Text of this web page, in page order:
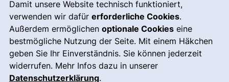
Damit unsere Website technisch funktioniert,
verwenden wir dafür erforderliche Cookies.
Außerdem ermöglichen optionale Cookies eine
bestmögliche Nutzung der Seite. Mit einem Häkchen
geben Sie Ihr Einverständnis. Sie können jederzeit
widerrufen. Mehr Infos dazu in unserer
Datenschutzerklärung.
Leichte Sprache
Gebärdensprache
Notfall(externer Link, öffnet
Impressum